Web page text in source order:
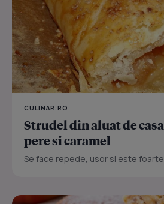
CULINAR.RO
Strudel din aluat de
pere si caramel
Se face repede, usor si este foarte